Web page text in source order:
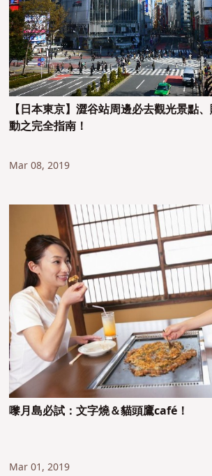
【日本東京】澀谷站周邊必去觀光景點
動之完全指南！
Mar 08, 2019
嚟月島必試：文字燒＆貓頭鷹café！
Mar 01, 2019